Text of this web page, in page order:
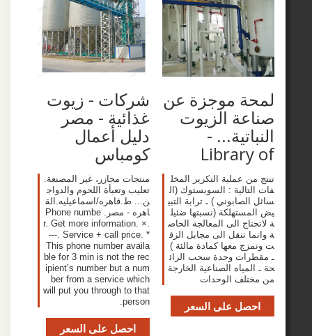
موجزة عن
الزيوت
-
عملية التكرير المخل
: السوبستوك (ال
) ـ ترابة التبي
(نسبتها ضئيل
الى المعالجة الخاص
تنقل الى مجابل الزف
معها كمادة مالئة )
وحدة سحب الرائ
الصناعية الخارجة
الوحدات
على السعر
شركات - زيوت
غذائية - مصر
دليل أعمال
كومباس
منتجات مجازر، غير المصنعة.
تعليب وتعبأة اللحوم والدواج
ن... ط.قاهره/اسماعيليه.الق
اهره - مصر. Phone numbe
r. Get more information. ×.
---. Service + call price. *
This phone number availa
ble for 3 min is not the rec
ipient’s number but a num
ber from a service which
will put you through to that
person.
احصل على السعر